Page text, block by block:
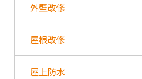
外壁改修
屋根改修
屋上防水